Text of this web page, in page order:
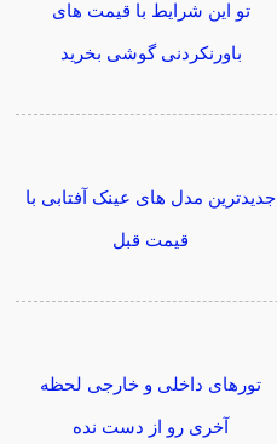
تو این شرایط با قیمت های
باورنکردنی گوشی بخرید
جدیدترین مدل های عینک آفتابی با
قیمت قبل
تورهای داخلی و خارجی لحظه
آخری رو از دست نده